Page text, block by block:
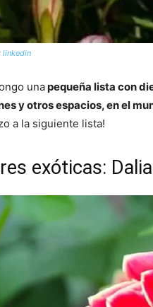
linkedin
unapequeña lista con
y otros espacios, en el
a la siguiente lista!
exóticas: